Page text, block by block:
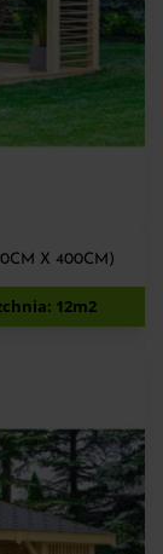
X 400CM)
12m2